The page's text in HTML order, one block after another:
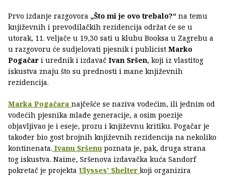
Prvo izdanje razgovora „Što mi je ovo trebalo?“ na temu
književnih i prevodilačkih rezidencija održat će se u
utorak, 11. veljače u 19,30 sati u klubu Booksa u Zagrebu a
u razgovoru će sudjelovati pjesnik i publicist Marko
Pogačar i urednik i izdavač Ivan Sršen, koji iz vlastitog
iskustva znaju što su prednosti i mane književnih
rezidencija.
Marka Pogačara najčešće se naziva vodećim, ili jednim od
vodećih pjesnika mlađe generacije, a osim poezije
objavljivao je i eseje, prozu i književnu kritiku. Pogačar je
također bio gost brojnih književnih rezidencija na nekoliko
kontinenata. Ivanu Sršenu poznata je, pak, druga strana
tog iskustva. Naime, Sršenova izdavačka kuća Sandorf
pokretač je projekta Ulysses' Shelter koji organizira